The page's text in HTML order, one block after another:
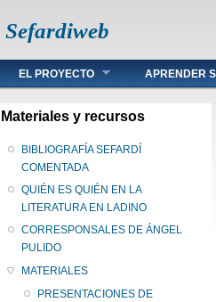
Sefardiweb
Main menu
EL PROYECTO APRENDER
Materiales y recursos
BIBLIOGRAFÍA SEFARDÍ
COMENTADA
QUIÉN ES QUIÉN EN LA
LITERATURA EN LADINO
CORRESPONSALES DE ÁNGEL
PULIDO
MATERIALES
PRESENTACIONES DE